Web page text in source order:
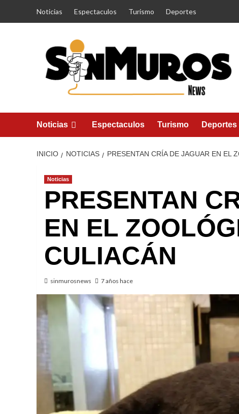
Noticias Espectaculos Turismo Deportes
Noticias Espectaculos Turismo Deportes
INICIO NOTICIAS PRESENTAN CRÍA DE JAGUAR EN EL
Noticias
PRESENTAN
EN EL
CULIACÁN
sinmurosnews 7 años hace